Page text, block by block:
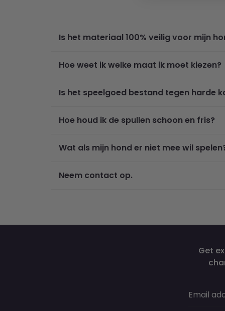
Is het materiaal 100% veilig voor mijn
Hoe weet ik welke maat ik moet kiezen?
Is het speelgoed bestand tegen harde
Hoe houd ik de spullen schoon en fris?
Wat als mijn hond er niet mee wil
Neem contact op.
Get
Email